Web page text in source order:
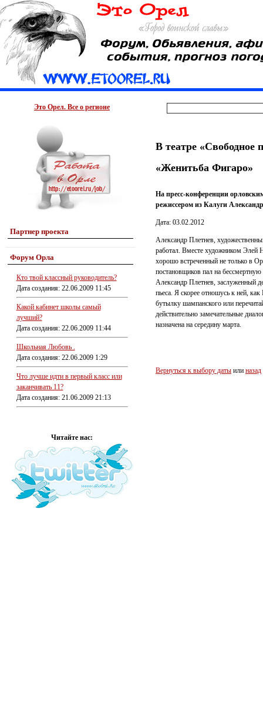
Это Орел. Все о регионе
Партнер проекта
Форум Орла
Кто твой классный руководитель?
Дата создания: 22.06.2009 11:45
Какой кабинет школы самый
лучший?
Дата создания: 22.06.2009 11:44
Школьная Любовь .
Дата создания: 22.06.2009 1:29
Что лучше идти в первый класс или
заканчивать 11?
Дата создания: 21.06.2009 21:13
Читайте нас:
В театре «Свободное
«Женитьба Фигаро»
На пресс-конференции
режиссером из Калуги
Дата: 03.02.2012
Александр Плетнев,
работал. Вместе художником Элей
хорошо встреченный не только в
постановщиков пал на
Александр Плетнев, заслуженный
пьеса. Я скорее отношусь к ней,
бутылку шампанского или
действительно замечательные
назначена на середину марта.
Вернуться к выбору даты или назад